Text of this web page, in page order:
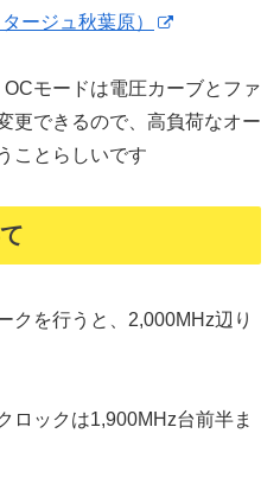
ージュ秋葉原）
モードは電圧カーブとファ
更できるので、高負荷なオー
ことらしいです
クを行うと、2,000MHz辺り
ロックは1,900MHz台前半ま